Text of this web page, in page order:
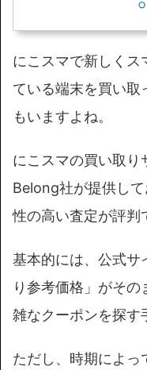
にこスマで新しくス
ている端末を買い取
もいますよね。
にこスマの買い取り
Belong社が提供し
性の高い査定が評判
基本的には、公式サ
り参考価格」がそ
雑なクーポンを探す
ただし、時期によっ